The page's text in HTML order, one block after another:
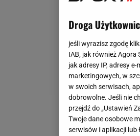
Droga
jeśli wyrazisz zgodę
IAB, jak również Agora
jak adresy IP, adresy
marketingowych, w
w swoich serwisach,
dobrowolne. Jeśli nie
przejdź do „Ustawień
Twoje dane osobowe
serwisów i aplikacji lub